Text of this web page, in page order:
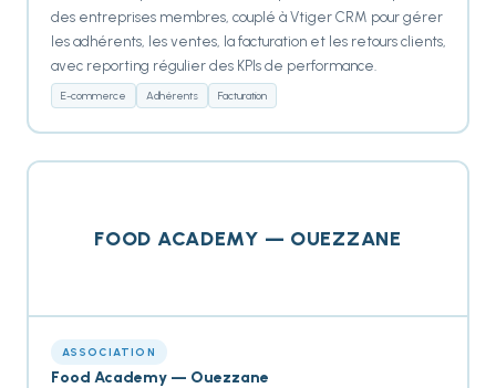
des entreprises membres, couplé à Vtiger CRM pour gérer
les adhérents, les ventes, la facturation et les retours clients,
avec reporting régulier des KPIs de performance.
E-commerce Adhérents Facturation
FOOD ACADEMY — OUEZZANE
ASSOCIATION
Food Academy — Ouezzane